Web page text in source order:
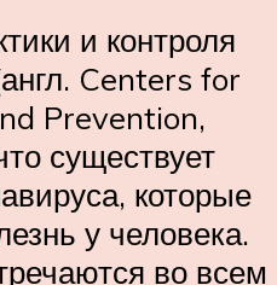
и контроля
Centers for
Prevention,
существует
которые
у человека.
во всем